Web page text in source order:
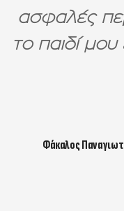
ασφαλές
το παιδί μου
Φάκαλος